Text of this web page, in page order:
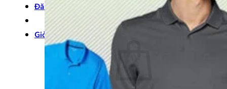
Đăng nhập
Giỏ hàng / 0₫ 0